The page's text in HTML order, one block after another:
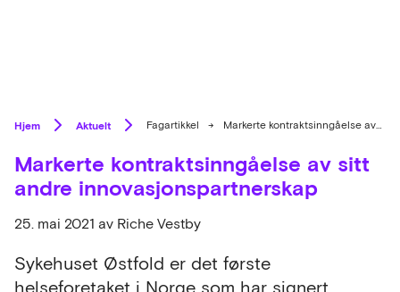
Hjem Aktuelt Fagartikkel → Markerte kontraktsinngåelse av sitt andre innovasjonspartnerskap
Markerte kontraktsinngåelse av sitt
andre innovasjonspartnerskap
25. mai 2021 av Riche Vestby
Sykehuset Østfold er det første
helseforetaket i Norge som har signert